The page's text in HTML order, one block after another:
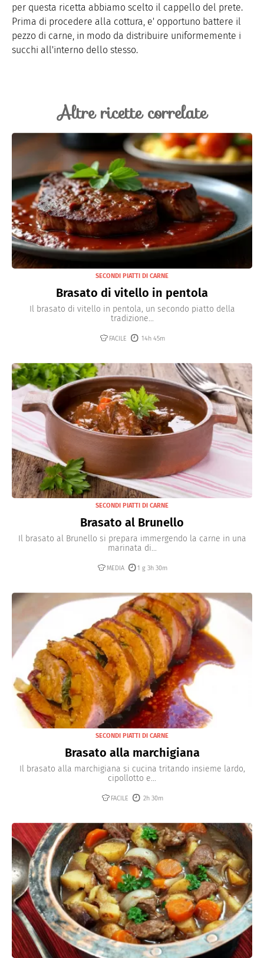
per questa ricetta abbiamo scelto il cappello del prete.
Prima di procedere alla cottura, e' opportuno battere il
pezzo di carne, in modo da distribuire uniformemente i
succhi all'interno dello stesso.
Altre ricette correlate
SECONDI PIATTI DI CARNE
Brasato di vitello in pentola
Il brasato di vitello in pentola, un secondo piatto della
tradizione...
FACILE 14h 45m
SECONDI PIATTI DI CARNE
Brasato al Brunello
Il brasato al Brunello si prepara immergendo la carne in una
marinata di...
MEDIA 1 g 3h 30m
SECONDI PIATTI DI CARNE
Brasato alla marchigiana
Il brasato alla marchigiana si cucina tritando insieme lardo,
cipollotto e...
FACILE 2h 30m